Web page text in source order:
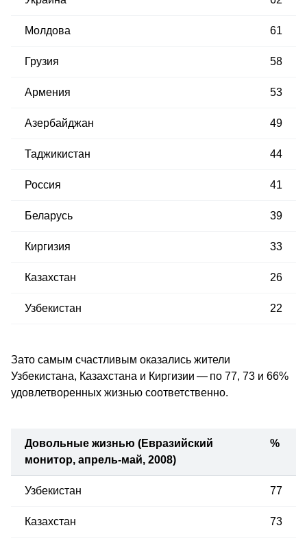
Молдова 61
Грузия 58
Армения 53
Азербайджан 49
Таджикистан 44
Россия 41
Беларусь 39
Киргизия 33
Казахстан 26
Узбекистан 22
Зато самым счастливым оказались жители
Узбекистана, Казахстана и Киргизии — по 77, 73 и 66%
удовлетворенных жизнью соответственно.
Довольные жизнью (Евразийский
монитор, апрель-май, 2008)
%
Узбекистан 77
Казахстан 73